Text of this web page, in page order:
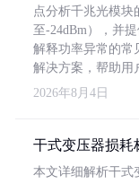
点分析千兆光模块
至-24dBm），并
解释功率异常的常
解决方案，帮助用
2026年8月4日
干式变压器损耗
本文详细解析干式